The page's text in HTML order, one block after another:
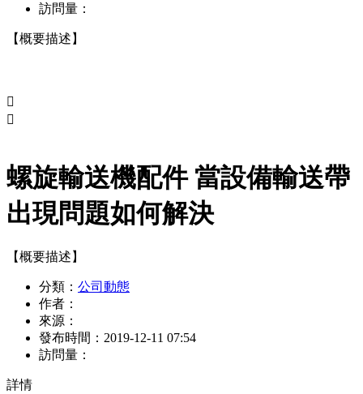
訪問量：
【概要描述】


螺旋輸送機配件 當設備輸送帶
出現問題如何解決
【概要描述】
分類： 公司動態
作者：
來源：
發布時間： 2019-12-11 07:54
訪問量：
詳情